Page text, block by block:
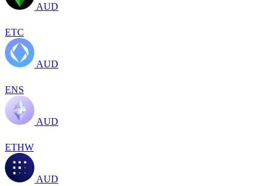
AUD
ETC
AUD
ENS
AUD
ETHW
AUD